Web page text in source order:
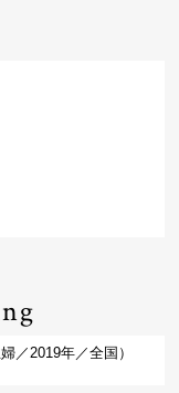
／2019年／全国）